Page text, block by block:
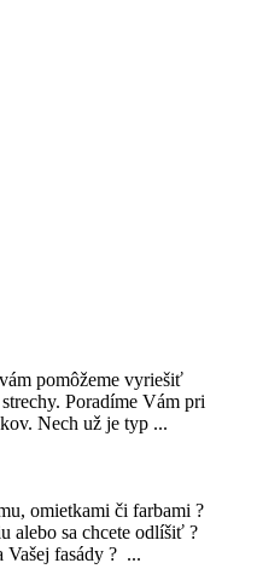
pomôžeme vyriešiť
Poradíme Vám pri
Nech už je typ ...
omietkami či farbami ?
alebo sa chcete odlíšiť ?
Vašej fasády ? ...